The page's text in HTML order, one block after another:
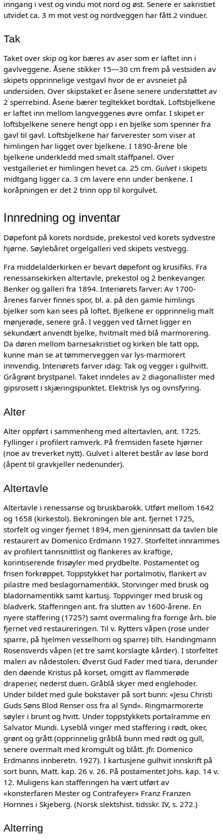
inngang i vest og vindu mot nord og øst. Senere er sakristiet
utvidet ca. 3 m mot vest og nordveggen har fått 2 vinduer.
Tak
Taket over skip og kor bæres av aser som er laftet inn i
gavlveggene. Åsene stikker 15—30 cm frem på vestsiden av
skipets opprinnelige vestgavl hvor de er avsneiet på
undersiden. Over skipstaket er åsene senere understøttet av
2 sperrebind. Åsene bærer tegltekket bordtak. Loftsbjelkene
er laftet inn mellom langveggenes øvre omfar. I skipet er
loftsbjelkene senere hengt opp i en bjelke som spenner fra
gavl til gavl. Loftsbjelkene har farverester som viser at
himlingen har ligget over bjelkene. I 1890-årene ble
bjelkene underkledd med smalt staffpanel. Over
vestgalleriet er himlingen hevet ca. 25 cm. Gulveti skipets
midtgang ligger ca. 3 cm lavere enn under benkene. I
koråpningen er det 2 trinn opp til korgulvet.
Innredning og inventar
Døpefont på korets nordside, prekestol ved korets sydvestre
hjørne. Søylebåret orgelgalleri ved skipets vestvegg.
Fra middelalderkirken er bevart døpefont og krusifiks. Fra
renessansekirken altertavle, prekestol og 2 benkevanger.
Benker og galleri fra 1894. Interiørets farver: Av 1700-
årenes farver finnes spor, bl. a. på den gamle himlings
bjelker som kan sees på loftet. Bjelkene er opprinnelig malt
mønjerøde, senere grå. I veggen ved tårnet ligger en
sekundært anvendt bjelke, hvitmalt med blå marmorering.
Da døren mellom barnesakristiet og kirken ble tatt opp,
kunne man se at tømmerveggen var lys-marmorert
innvendig. Interiørets farver idag: Tak og vegger i gulhvitt.
Grågrønt brystpanel. Taket inndeles av 2 diagonallister med
gipsrosett i skjæringspunktet. Elektrisk lys og ovnsfyring.
Alter
Alter oppført i sammenheng med altertavlen, ant. 1725.
Fyllinger i profilert ramverk. På fremsiden fasete hjørner
(noe av treverket nytt). Gulvet i alteret består av løse bord
(åpent til gravkjeller nedenunder).
Altertavle
Altertavle i renessanse og bruskbarokk. Utført mellom 1642
og 1658 (kirkestol). Bekroningen ble ant. fjernet 1725,
storfelt og vinger fjernet 1894, men gjeninnsatt da tavlen ble
restaurert av Domenico Erdmann 1927. Storfeltet innrammes
av profilert tannsnittlist og flankeres av kraftige,
korintiserende frisøyler med prydbelte. Postamentet og
frisen forkrøppet. Toppstykket har portalmotiv, flankert av
pilastre med beslagornamentikk. Storvinger med brusk og
bladornamentikk samt kartusj. Toppvinger med brusk og
bladverk. Stafferingen ant. fra slutten av 1600-årene. En
nyere staffering (1725?) samt overmaling fra forrige årh. ble
fjernet ved restaureringen. Til v. Rytters våpen (rose under
sparre, på hjelmen vesselhorn og sparre) tilh. Handingmann
Rosensverds våpen (et tre samt korslagte kårder). I storfeltet
maleri av nådestolen. Øverst Gud Fader med tiara, derunder
den døende Kristus på korset, omgitt av flammerøde
draperier, nederst duen. Gråblå skyer med englehoder.
Under bildet med gule bokstaver på sort bunn: «Jesu Christi
Guds Søns Blod Renser oss fra al Synd». Ringmarmorerte
søyler i brunt og hvitt. Under toppstykkets portalramme en
Salvator Mundi. Lyseblå vinger med staffering i rødt, oker,
grønt og grått (opprinnelig gråblå bunn med rødt og gull,
senere overmalt med kromgult og blått. Jfr. Domenico
Erdmanns innberetn. 1927). I kartusjene gulhvit innskrift på
sort bunn, Matt. kap. 26 v. 26. På postamentet Johs. kap. 14 v.
12. Muligens kan stafferingen ha vært utført av
«konsterfaren Mester og Contrafeyer» Franz Franzen
Hornnes i Skjeberg. (Norsk slektshist. tidsskr. IV, s. 272.)
Alterring